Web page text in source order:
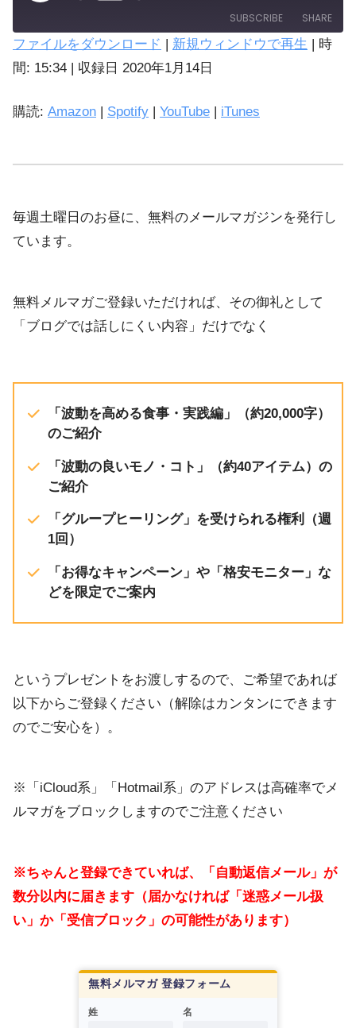
SUBSCRIBE SHARE
Amazon Spotify
SHARE
EMBED
ファイルをダウンロード | 新規ウィンドウで再生 | 時
間: 15:34 | 収録日 2020年1月14日
購読: Amazon | Spotify | YouTube | iTunes
毎週土曜日のお昼に、無料のメールマガジンを発行し
ています。
無料メルマガご登録いただければ、その御礼として
「ブログでは話しにくい内容」だけでなく
「波動を高める食事・実践編」（約20,000字）
のご紹介
「波動の良いモノ・コト」（約40アイテム）の
ご紹介
「グループヒーリング」を受けられる権利（週
1回）
「お得なキャンペーン」や「格安モニター」な
どを限定でご案内
というプレゼントをお渡しするので、ご希望であれば
以下からご登録ください（解除はカンタンにできます
のでご安心を）。
※「iCloud系」「Hotmail系」のアドレスは高確率でメ
ルマガをブロックしますのでご注意ください
※ちゃんと登録できていれば、「自動返信メール」が
数分以内に届きます（届かなければ「迷惑メール扱
い」か「受信ブロック」の可能性があります）
無料メルマガ 登録フォーム
姓 名